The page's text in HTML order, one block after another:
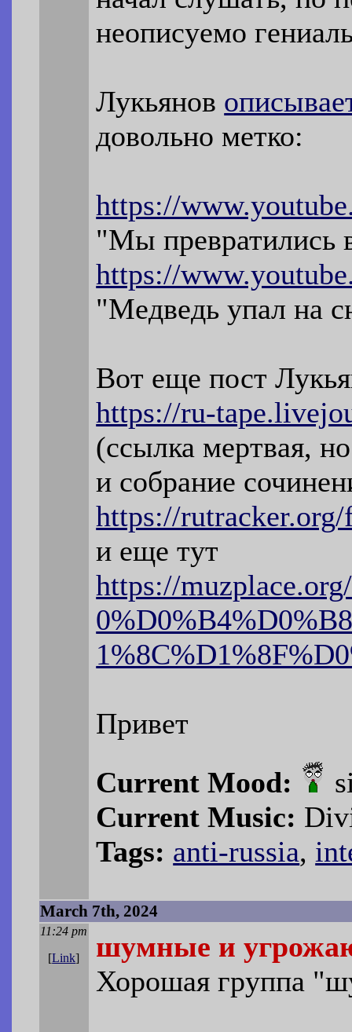
неописуемо
Лукьянов
довольно метко:
https://
"Мы превратились
https://
"Медведь упал на
Вот еще пост
https://ru-
(ссылка мертвая,
и собрание
https://
и еще тут
https://
Привет
Current Mood:
Current Music:
Tags: anti-russia,
March 7th, 2024
11:24 pm
[Link]
шумные и
Хорошая группа